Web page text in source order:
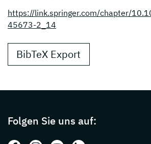
https://link.springer.com/chapter/
45673-2_14
BibTeX Export
Folgen Sie uns auf: